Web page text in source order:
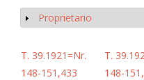
Mostrar
Proprietario
T. 39.1921=Nr.
148-151,433
T.
148-